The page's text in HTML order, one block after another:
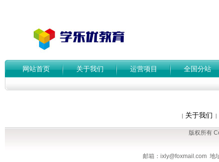
网站首页 关于我们 运营项目 全国分站
| 关于我们 |
版权所有
邮箱：ixly@foxmail.com 地